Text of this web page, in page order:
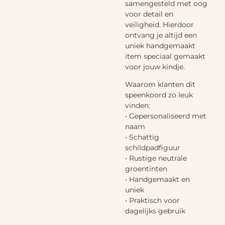
samengesteld met oog
voor detail en
veiligheid. Hierdoor
ontvang je altijd een
uniek handgemaakt
item speciaal gemaakt
voor jouw kindje.
Waarom klanten dit
speenkoord zo leuk
vinden:
• Gepersonaliseerd met
naam
• Schattig
schildpadfiguur
• Rustige neutrale
groentinten
• Handgemaakt en
uniek
• Praktisch voor
dagelijks gebruik